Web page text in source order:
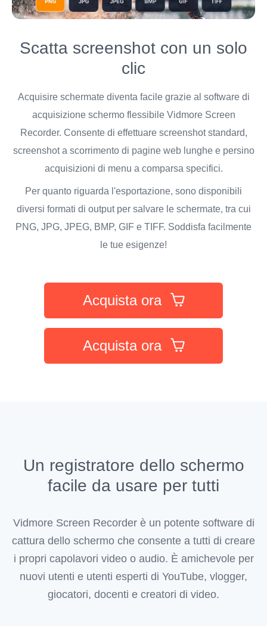
Scatta screenshot con un solo
clic
Acquisire schermate diventa facile grazie al software di
acquisizione schermo flessibile Vidmore Screen
Recorder. Consente di effettuare screenshot standard,
screenshot a scorrimento di pagine web lunghe e persino
acquisizioni di menu a comparsa specifici.
Per quanto riguarda l'esportazione, sono disponibili
diversi formati di output per salvare le schermate, tra cui
PNG, JPG, JPEG, BMP, GIF e TIFF. Soddisfa facilmente
le tue esigenze!
Acquista ora
Acquista ora
Un registratore dello schermo
facile da usare per tutti
Vidmore Screen Recorder è un potente software di
cattura dello schermo che consente a tutti di creare
i propri capolavori video o audio. È amichevole per
nuovi utenti e utenti esperti di YouTube, vlogger,
giocatori, docenti e creatori di video.